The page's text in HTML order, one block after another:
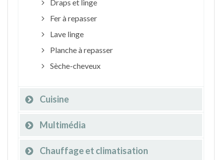
Draps et linge
Fer à repasser
Lave linge
Planche à repasser
Sèche-cheveux
Cuisine
Multimédia
Chauffage et climatisation